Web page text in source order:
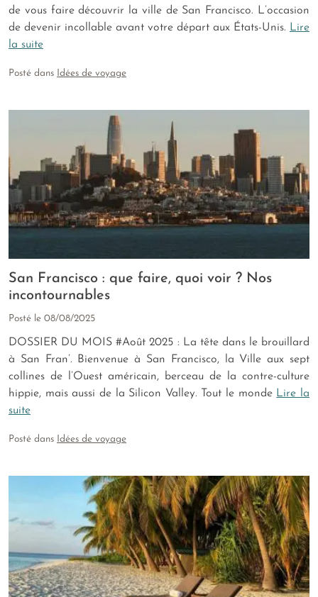
de vous faire découvrir la ville de San Francisco. L’occasion
de devenir incollable avant votre départ aux États-Unis. Lire
la suite
Posté dans Idées de voyage
San Francisco : que faire, quoi voir ? Nos
incontournables
Posté le 08/08/2025
DOSSIER DU MOIS #Août 2025 : La tête dans le brouillard
à San Fran’. Bienvenue à San Francisco, la Ville aux sept
collines de l’Ouest américain, berceau de la contre-culture
hippie, mais aussi de la Silicon Valley. Tout le monde Lire la
suite
Posté dans Idées de voyage